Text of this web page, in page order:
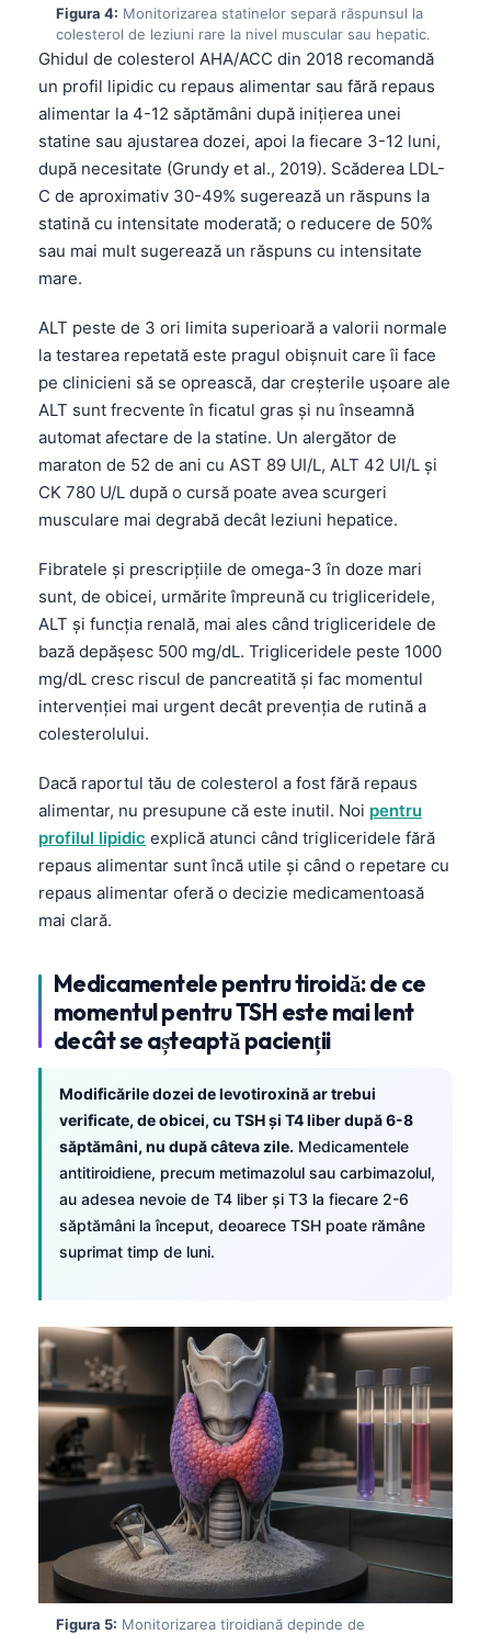
Figura 4: Monitorizarea statinelor separă răspunsul la
colesterol de leziuni rare la nivel muscular sau hepatic.
Ghidul de colesterol AHA/ACC din 2018 recomandă
un profil lipidic cu repaus alimentar sau fără repaus
alimentar la 4-12 săptămâni după inițierea unei
statine sau ajustarea dozei, apoi la fiecare 3-12 luni,
după necesitate (Grundy et al., 2019). Scăderea LDL-
C de aproximativ 30-49% sugerează un răspuns la
statină cu intensitate moderată; o reducere de 50%
sau mai mult sugerează un răspuns cu intensitate
mare.
ALT peste de 3 ori limita superioară a valorii normale
la testarea repetată este pragul obișnuit care îi face
pe clinicieni să se oprească, dar creșterile ușoare ale
ALT sunt frecvente în ficatul gras și nu înseamnă
automat afectare de la statine. Un alergător de
maraton de 52 de ani cu AST 89 UI/L, ALT 42 UI/L și
CK 780 U/L după o cursă poate avea scurgeri
musculare mai degrabă decât leziuni hepatice.
Fibratele și prescripțiile de omega-3 în doze mari
sunt, de obicei, urmărite împreună cu trigliceridele,
ALT și funcția renală, mai ales când trigliceridele de
bază depășesc 500 mg/dL. Trigliceridele peste 1000
mg/dL cresc riscul de pancreatită și fac momentul
intervenției mai urgent decât prevenția de rutină a
colesterolului.
Dacă raportul tău de colesterol a fost fără repaus
alimentar, nu presupune că este inutil. Noi pentru
profilul lipidic explică atunci când trigliceridele fără
repaus alimentar sunt încă utile și când o repetare cu
repaus alimentar oferă o decizie medicamentoasă
mai clară.
Medicamentele pentru tiroidă: de ce
momentul pentru TSH este mai lent
decât se așteaptă pacienții
Modificările dozei de levotiroxină ar trebui
verificate, de obicei, cu TSH și T4 liber după 6-8
săptămâni, nu după câteva zile. Medicamentele
antitiroidiene, precum metimazolul sau carbimazolul,
au adesea nevoie de T4 liber și T3 la fiecare 2-6
săptămâni la început, deoarece TSH poate rămâne
suprimat timp de luni.
Figura 5: Monitorizarea tiroidiană depinde de
Galego
Latviešu valoda
Македонски јазик
Euskara
Gàidhlig
Occitan
العربية المغربية
Afrikaans
Монгол
Basa Jawa
Cebuano
Кыргызча
Татар теле
Esperanto
Frysk
Norsk bokmål